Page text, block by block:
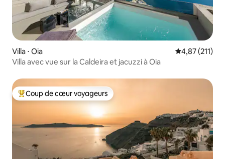
Villa ⋅ Oia Évaluation
4,87 (211)
Villa avec vue sur la Caldeira et jacuzzi à Oia
Coups de cœur voyageurs les plus appréciés
Coup de cœur voyageurs